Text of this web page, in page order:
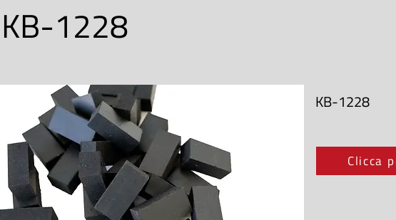
KB-1228
KB-1228
Clicca